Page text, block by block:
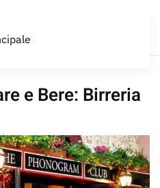
e Bere: Birreria